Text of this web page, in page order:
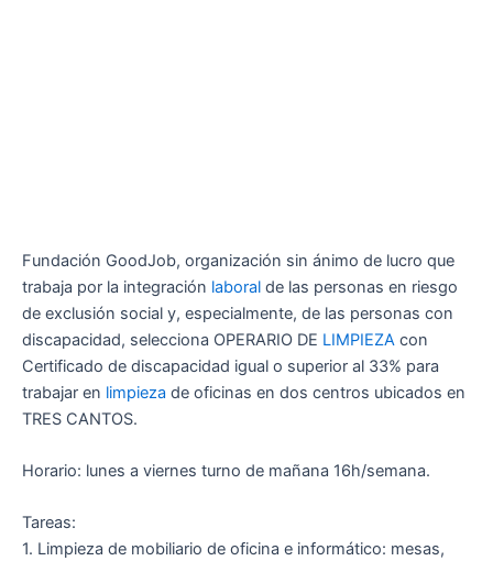
Fundación GoodJob, organización sin ánimo de lucro que
trabaja por la integración laboral de las personas en riesgo
de exclusión social y, especialmente, de las personas con
discapacidad, selecciona OPERARIO DE LIMPIEZA con
Certificado de discapacidad igual o superior al 33% para
trabajar en limpieza de oficinas en dos centros ubicados en
TRES CANTOS.
Horario: lunes a viernes turno de mañana 16h/semana.
Tareas:
1. Limpieza de mobiliario de oficina e informático: mesas,